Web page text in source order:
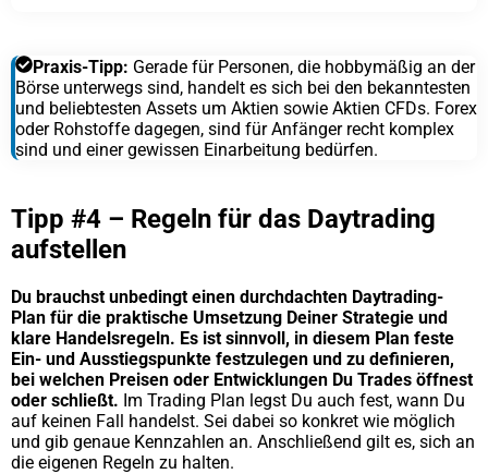
Praxis-Tipp: Gerade für Personen, die hobbymäßig an der
Börse unterwegs sind, handelt es sich bei den bekanntesten
und beliebtesten Assets um Aktien sowie Aktien CFDs. Forex
oder Rohstoffe dagegen, sind für Anfänger recht komplex
sind und einer gewissen Einarbeitung bedürfen.
Tipp #4 – Regeln für das Daytrading
aufstellen
Du brauchst unbedingt einen durchdachten Daytrading-
Plan für die praktische Umsetzung Deiner Strategie und
klare Handelsregeln. Es ist sinnvoll, in diesem Plan feste
Ein- und Ausstiegspunkte festzulegen und zu definieren,
bei welchen Preisen oder Entwicklungen Du Trades öffnest
oder schließt. Im Trading Plan legst Du auch fest, wann Du
auf keinen Fall handelst. Sei dabei so konkret wie möglich
und gib genaue Kennzahlen an. Anschließend gilt es, sich an
die eigenen Regeln zu halten.